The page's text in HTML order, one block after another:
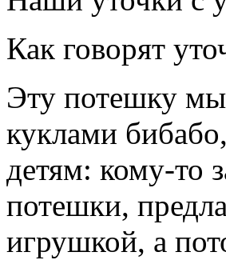
Как говорят
Эту потешку
куклами
детям: кому-то
потешки,
игрушкой, а